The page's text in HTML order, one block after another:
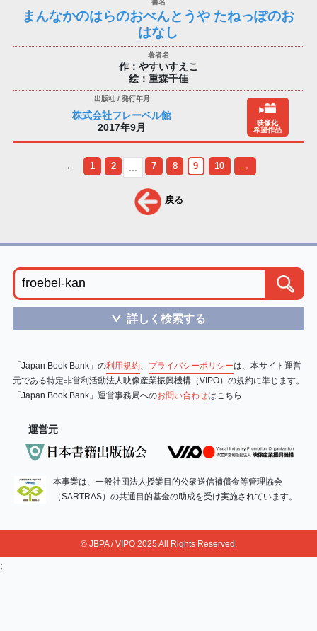
まんなかのはらのおべんとうや たねっぽのお
はなし
作：やすいすえこ
絵：重森千佳
株式会社フレーベル館
2017年9月
映像化
希望作品
← 1 2 7 8 9 10 →
戻る
＞ 詳しく検索する
「Japan Book Bank」の利用規約、 プライバシーポリシーは、本サイト運営
元である特定非営利活動法人映像産業振興機構（VIPO）の規約に準じます。
「Japan Book Bank」運営事務局へのお問い合わせはこちら
運営元
本事業は、一般社団法人授業目的公衆送信補償金等管理協会
（SARTRAS）の共通目的基金の助成を受け実施されています。
© JBPA / VIPO 2025 All Rights Reserved.
;